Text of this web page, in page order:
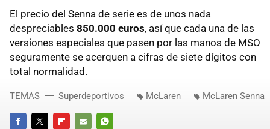
El precio del Senna de serie es de unos nada
despreciables 850.000 euros, así que cada una de las
versiones especiales que pasen por las manos de MSO
seguramente se acerquen a cifras de siete dígitos con
total normalidad.
TEMAS Superdeportivos McLaren McLaren Senna